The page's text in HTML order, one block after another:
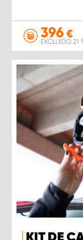
396 €
EXCLUIDO 21